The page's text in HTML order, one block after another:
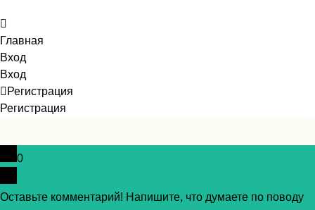
Главная
Вход
Вход
Регистрация
Регистрация
0
Оставьте комментарий! Напишите, что думаете по поводу